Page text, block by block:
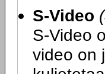
S-Video (
S-Video
video on